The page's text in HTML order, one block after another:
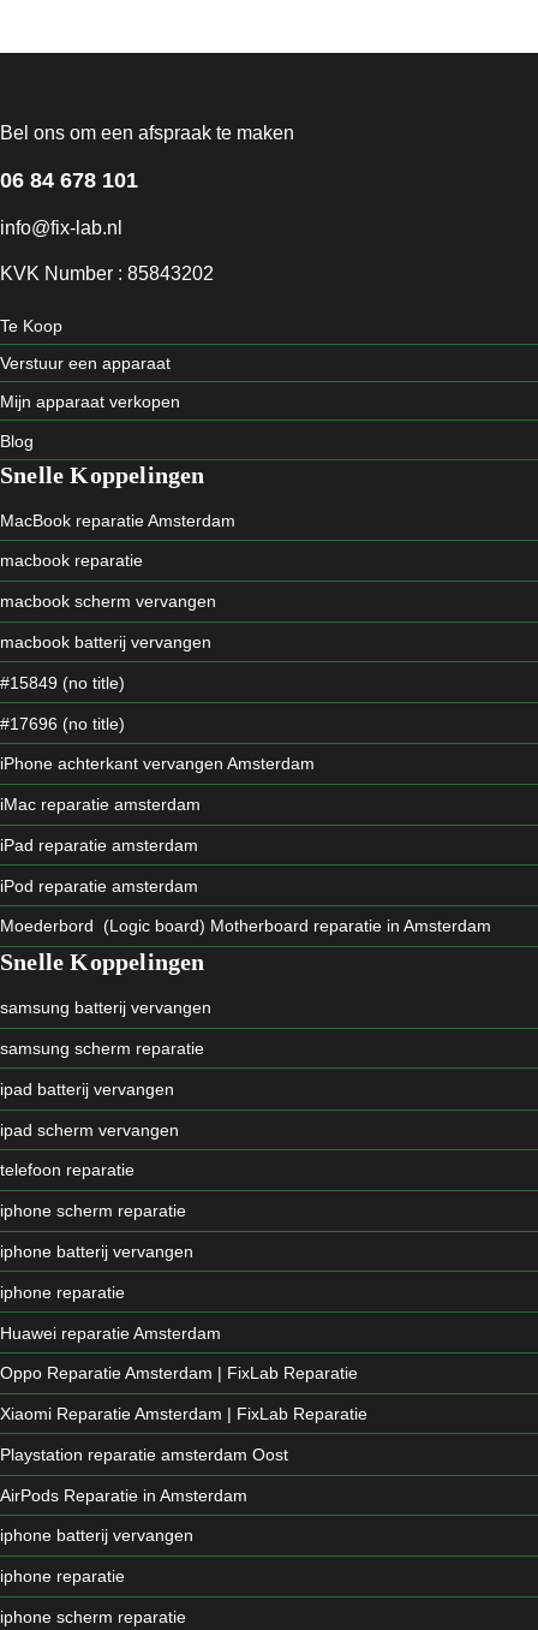
Bel ons om een afspraak te maken
06 84 678 101
info@fix-lab.nl
KVK Number : 85843202
Te Koop
Verstuur een apparaat
Mijn apparaat verkopen
Blog
Snelle Koppelingen
MacBook reparatie Amsterdam
macbook reparatie
macbook scherm vervangen
macbook batterij vervangen
#15849 (no title)
#17696 (no title)
iPhone achterkant vervangen Amsterdam
iMac reparatie amsterdam
iPad reparatie amsterdam
iPod reparatie amsterdam
Moederbord (Logic board) Motherboard reparatie in Amsterdam
Snelle Koppelingen
samsung batterij vervangen
samsung scherm reparatie
ipad batterij vervangen
ipad scherm vervangen
telefoon reparatie
iphone scherm reparatie
iphone batterij vervangen
iphone reparatie
Huawei reparatie Amsterdam
Oppo Reparatie Amsterdam | FixLab Reparatie
Xiaomi Reparatie Amsterdam | FixLab Reparatie
Playstation reparatie amsterdam Oost
AirPods Reparatie in Amsterdam
iphone batterij vervangen
iphone reparatie
iphone scherm reparatie